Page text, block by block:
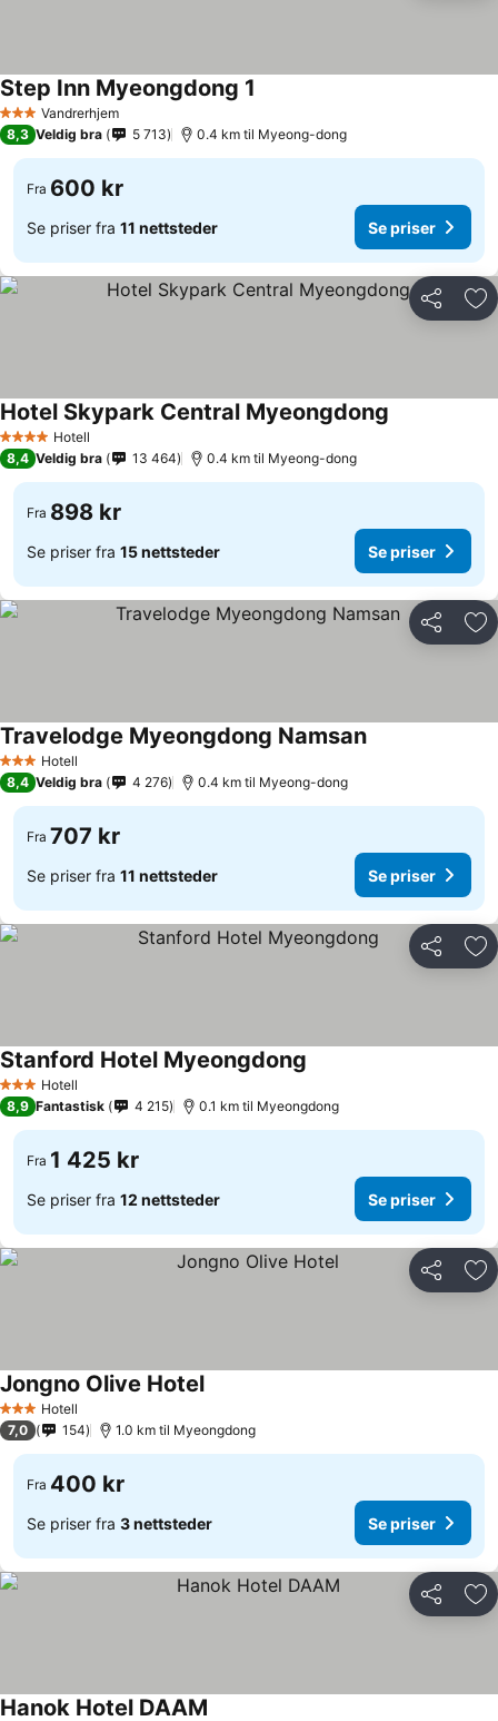
3 StjernerVandrerhjem
Step Inn Myeongdong 1
8,3 Veldig bra 5 713 0.4 km til Myeong-dong
Fra 600 kr
Se priser fra 11 nettsteder Se priser
Del
4 StjernerHotell
Hotel Skypark Central Myeongdong
8,4 Veldig bra 13 464 0.4 km til Myeong-dong
Fra 898 kr
Se priser fra 15 nettsteder Se priser
Del
3 StjernerHotell
Travelodge Myeongdong Namsan
8,4 Veldig bra 4 276 0.4 km til Myeong-dong
Fra 707 kr
Se priser fra 11 nettsteder Se priser
Del
3 StjernerHotell
Stanford Hotel Myeongdong
8,9 Fantastisk 4 215 0.1 km til Myeongdong
Fra 1 425 kr
Se priser fra 12 nettsteder Se priser
Del
3 StjernerHotell
Jongno Olive Hotel
7,0 154 1.0 km til Myeongdong
Fra 400 kr
Se priser fra 3 nettsteder Se priser
Del
Hanok Hotel DAAM